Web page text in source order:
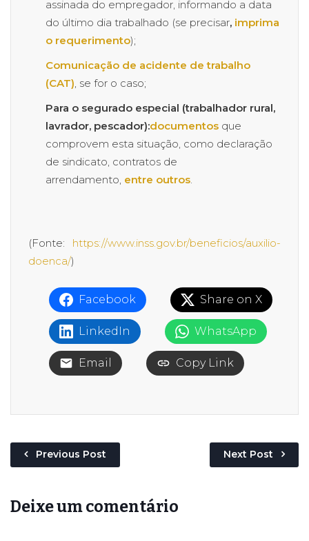
assinada do empregador, informando a data
do último dia trabalhado (se precisar, imprima
o requerimento);
Comunicação de acidente de trabalho
(CAT), se for o caso;
Para o segurado especial (trabalhador rural,
lavrador, pescador):documentos que
comprovem esta situação, como declaração
de sindicato, contratos de
arrendamento, entre outros.
(Fonte: https://www.inss.gov.br/beneficios/auxilio-
doenca/)
Facebook Share on X
LinkedIn WhatsApp
Email Copy Link
Previous Post Next Post
Deixe um comentário